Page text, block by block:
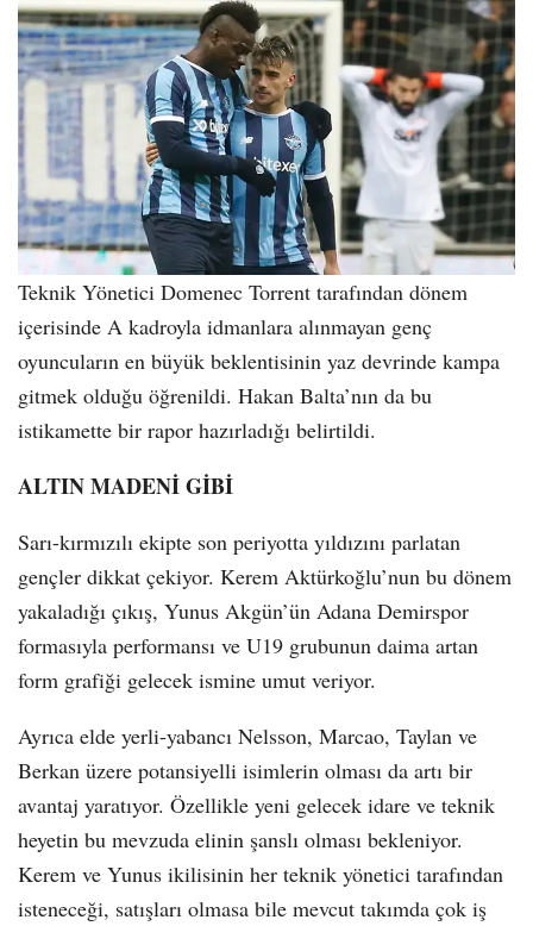
Teknik Yönetici Domenec Torrent tarafından dönem
içerisinde A kadroyla idmanlara alınmayan genç
oyuncuların en büyük beklentisinin yaz devrinde kampa
gitmek olduğu öğrenildi. Hakan Balta’nın da bu
istikamette bir rapor hazırladığı belirtildi.
ALTIN MADENİ GİBİ
Sarı-kırmızılı ekipte son periyotta yıldızını parlatan
gençler dikkat çekiyor. Kerem Aktürkoğlu’nun bu dönem
yakaladığı çıkış, Yunus Akgün’ün Adana Demirspor
formasıyla performansı ve U19 grubunun daima artan
form grafiği gelecek ismine umut veriyor.
Ayrıca elde yerli-yabancı Nelsson, Marcao, Taylan ve
Berkan üzere potansiyelli isimlerin olması da artı bir
avantaj yaratıyor. Özellikle yeni gelecek idare ve teknik
heyetin bu mevzuda elinin şanslı olması bekleniyor.
Kerem ve Yunus ikilisinin her teknik yönetici tarafından
isteneceği, satışları olmasa bile mevcut takımda çok iş